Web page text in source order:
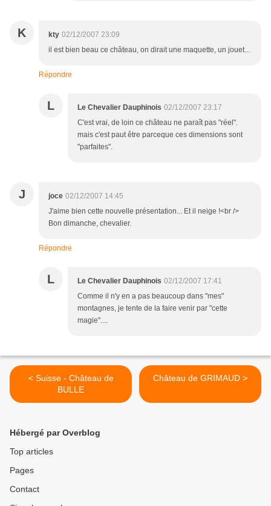
K kty 02/12/2007 23:09
il est bien beau ce château, on dirait une maquette, un jouet...
Répondre
L Le Chevalier Dauphinois 02/12/2007 23:17
C'est vrai, de loin ce château ne paraît pas "réel".
mais c'est paut être parceque ces dimensions sont
"parfaites".
J joce 02/12/2007 14:45
J'aime bien cette nouvelle présentation... Et il neige !<br />
Bon dimanche, chevalier.
Répondre
L Le Chevalier Dauphinois 02/12/2007 17:41
Comme il n'y en a pas beaucoup dans "mes"
montagnes, je tente de la faire venir par "cette
magie"....
< Suisse - Château de
BULLE
Château de GRIMAUD >
Hébergé par Overblog
Top articles
Pages
Contact